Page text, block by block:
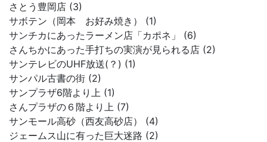
さとう豊岡店 (3)
サボテン（岡本 お好み焼き） (1)
サンチカにあったラーメン店「カポネ」 (6)
さんちかにあった手打ちの実演が見られる店 (2)
サンテレビのUHF放送(？) (1)
サンパル古書の街 (2)
サンプラザ6階より上 (1)
さんプラザの６階より上 (7)
サンモール高砂（西友高砂店） (4)
ジェームス山に有った巨大迷路 (2)